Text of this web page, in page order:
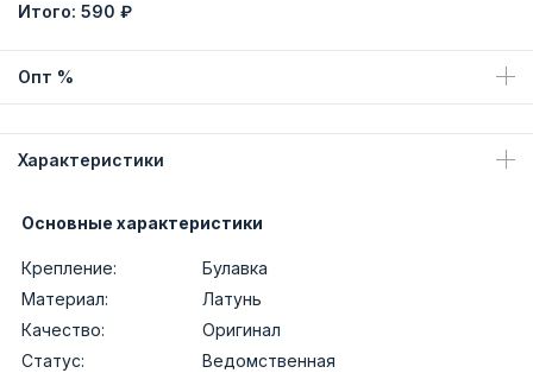
Итого: 590 ₽
Опт %
Характеристики
Основные характеристики
Крепление:
Булавка
Материал:
Латунь
Качество:
Оригинал
Статус:
Ведомственная